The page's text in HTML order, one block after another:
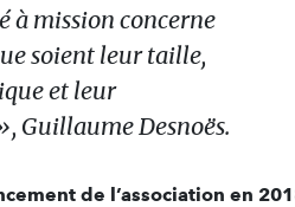
à mission concerne
soient leur taille,
et leur
Guillaume Desnoës.
de l’association en